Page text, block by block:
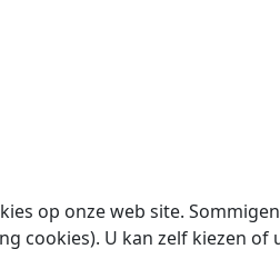
op onze web site.
cookies). U kan zelf kiezen